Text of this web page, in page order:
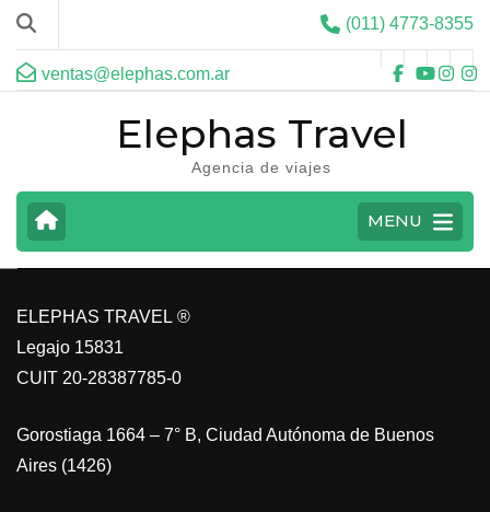
(011) 4773-8355
ventas@elephas.com.ar
Elephas Travel
Agencia de viajes
MENU
ELEPHAS TRAVEL ®
Legajo 15831
CUIT 20-28387785-0
Gorostiaga 1664 – 7° B, Ciudad Autónoma de Buenos
Aires (1426)